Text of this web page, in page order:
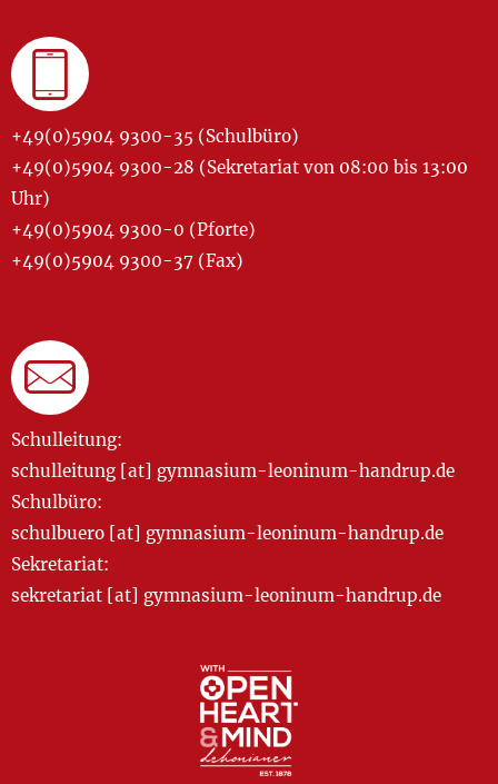
+49(0)5904 9300-35 (Schulbüro)
+49(0)5904 9300-28 (Sekretariat von 08:00 bis 13:00
Uhr)
+49(0)5904 9300-0 (Pforte)
+49(0)5904 9300-37 (Fax)
Schulleitung:
schulleitung [at] gymnasium-leoninum-handrup.de
Schulbüro:
schulbuero [at] gymnasium-leoninum-handrup.de
Sekretariat:
sekretariat [at] gymnasium-leoninum-handrup.de